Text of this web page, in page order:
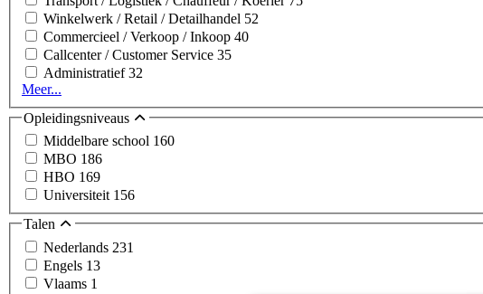
Winkelwerk / Retail / Detailhandel 52
Commercieel / Verkoop / Inkoop 40
Callcenter / Customer Service 35
Administratief32
Meer...
Opleidingsniveaus
Middelbare school 160
MBO 186
HBO 169
Universiteit 156
Talen
Nederlands 231
Engels 13
Vlaams 1